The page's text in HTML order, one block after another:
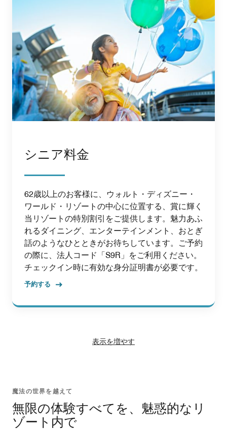
シニア料金
62歳以上のお客様に、ウォルト・ディズニー・
ワールド・リゾートの中心に位置する、賞に輝く
当リゾートの特別割引をご提供します。魅力あふ
れるダイニング、エンターテインメント、おとぎ
話のようなひとときがお待ちしています。ご予約
の際に、法人コード「S9R」をご利用ください。
チェックイン時に有効な身分証明書が必要です。
予約する
表示を増やす
魔法の世界を越えて
無限の体験すべてを、魅惑的なリ
ゾート内で